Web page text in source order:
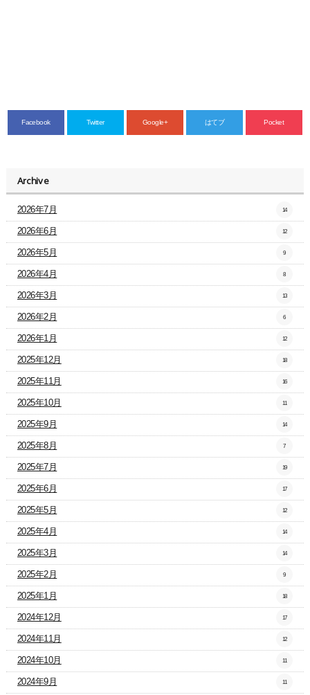
Facebook Twitter Google+ はてブ Pocket
Archive
2026年7月 14
2026年6月 12
2026年5月 9
2026年4月 8
2026年3月 13
2026年2月 6
2026年1月 12
2025年12月 18
2025年11月 16
2025年10月 11
2025年9月 14
2025年8月 7
2025年7月 19
2025年6月 17
2025年5月 12
2025年4月 14
2025年3月 14
2025年2月 9
2025年1月 18
2024年12月 17
2024年11月 12
2024年10月 11
2024年9月 11